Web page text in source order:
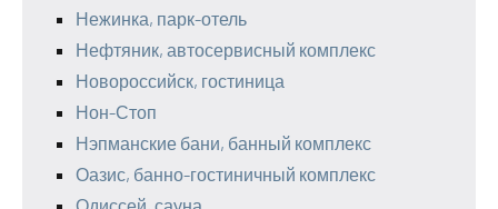
Нежинка, парк-отель
Нефтяник, автосервисный комплекс
Новороссийск, гостиница
Нон-Стоп
Нэпманские бани, банный комплекс
Оазис, банно-гостиничный комплекс